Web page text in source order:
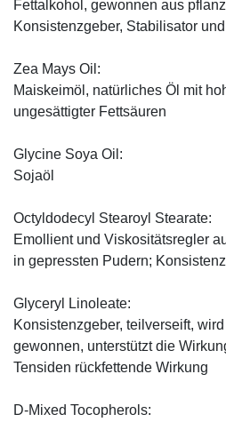
Fettalkohol, gewonnen aus
Konsistenzgeber, Stabilisator
Zea Mays Oil:
Maiskeimöl, natürliches Öl mit
ungesättigter Fettsäuren
Glycine Soya Oil:
Sojaöl
Octyldodecyl Stearoyl Stearate:
Emollient und Viskositätsregler
in gepressten Pudern;
Glyceryl Linoleate:
Konsistenzgeber, teilverseift,
gewonnen, unterstützt die
Tensiden rückfettende Wirkung
D-Mixed Tocopherols: